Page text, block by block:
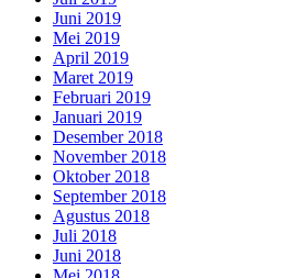
Juni 2019
Mei 2019
April 2019
Maret 2019
Februari 2019
Januari 2019
Desember 2018
November 2018
Oktober 2018
September 2018
Agustus 2018
Juli 2018
Juni 2018